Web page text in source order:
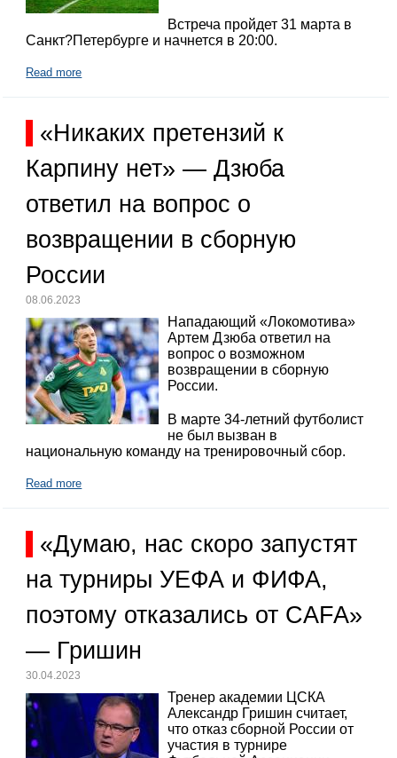
Встреча пройдет 31 марта в
Санкт?Петербурге и начнется в 20:00.
Read more
«Никаких претензий к
Карпину нет» — Дзюба
ответил на вопрос о
возвращении в сборную
России
08.06.2023
Нападающий «Локомотива»
Артем Дзюба ответил на
вопрос о возможном
возвращении в сборную
России.
В марте 34-летний футболист
не был вызван в
национальную команду на тренировочный сбор.
Read more
«Думаю, нас скоро запустят
на турниры УЕФА и ФИФА,
поэтому отказались от CAFA»
— Гришин
30.04.2023
Тренер академии ЦСКА
Александр Гришин считает,
что отказ сборной России от
участия в турнире